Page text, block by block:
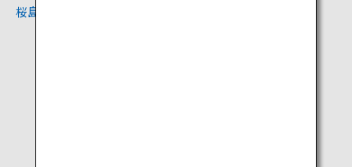
桜島